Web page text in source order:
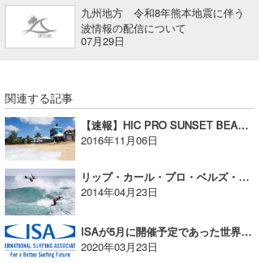
九州地方 令和8年熊本地震に伴う
波情報の配信について
07月29日
関連する記事
【速報】HIC PRO SUNSET BEACH Kaito Kino はクオーターファイナルで敗退。優勝はMason Ho！
2016年11月06日
リップ・カール・プロ・ベルズ・ビーチで、ジョン・ジョンが今季初のパーフェクト10をマーク
2014年04月23日
ISAが5月に開催予定であった世界選手権の延期を発表！
2020年03月23日